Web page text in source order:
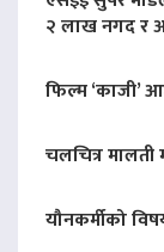
२ लाख नगद र
फिल्म ‘काजी’
चलचित्र
यौनकर्मीको